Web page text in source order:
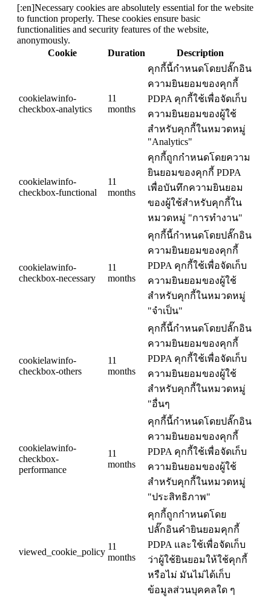
[:en]Necessary cookies are absolutely essential for the website
to function properly. These cookies ensure basic
functionalities and security features of the website,
anonymously.
Cookie
Duration Description
cookielawinfo-
checkbox-analytics
11
months
คุกกี้นี้กำหนดโดยปลั๊กอิน
ความยินยอมของคุกกี้
PDPA คุกกี้ใช้เพื่อจัดเก็บ
ความยินยอมของผู้ใช้
สำหรับคุกกี้ในหมวดหมู่
"Analytics"
cookielawinfo-
checkbox-functional
11
months
คุกกี้ถูกกำหนดโดยความ
ยินยอมของคุกกี้ PDPA
เพื่อบันทึกความยินยอม
ของผู้ใช้สำหรับคุกกี้ใน
หมวดหมู่ "การทำงาน"
cookielawinfo-
checkbox-necessary
11
months
คุกกี้นี้กำหนดโดยปลั๊กอิน
ความยินยอมของคุกกี้
PDPA คุกกี้ใช้เพื่อจัดเก็บ
ความยินยอมของผู้ใช้
สำหรับคุกกี้ในหมวดหมู่
"จำเป็น"
cookielawinfo-
checkbox-others
11
months
คุกกี้นี้กำหนดโดยปลั๊กอิน
ความยินยอมของคุกกี้
PDPA คุกกี้ใช้เพื่อจัดเก็บ
ความยินยอมของผู้ใช้
สำหรับคุกกี้ในหมวดหมู่
"อื่นๆ
cookielawinfo-
checkbox-
performance
11
months
คุกกี้นี้กำหนดโดยปลั๊กอิน
ความยินยอมของคุกกี้
PDPA คุกกี้ใช้เพื่อจัดเก็บ
ความยินยอมของผู้ใช้
สำหรับคุกกี้ในหมวดหมู่
"ประสิทธิภาพ"
viewed_cookie_policy
11
months
คุกกี้ถูกกำหนดโดย
ปลั๊กอินคำยินยอมคุกกี้
PDPA และใช้เพื่อจัดเก็บ
ว่าผู้ใช้ยินยอมให้ใช้คุกกี้
หรือไม่ มันไม่ได้เก็บ
ข้อมูลส่วนบุคคลใด ๆ